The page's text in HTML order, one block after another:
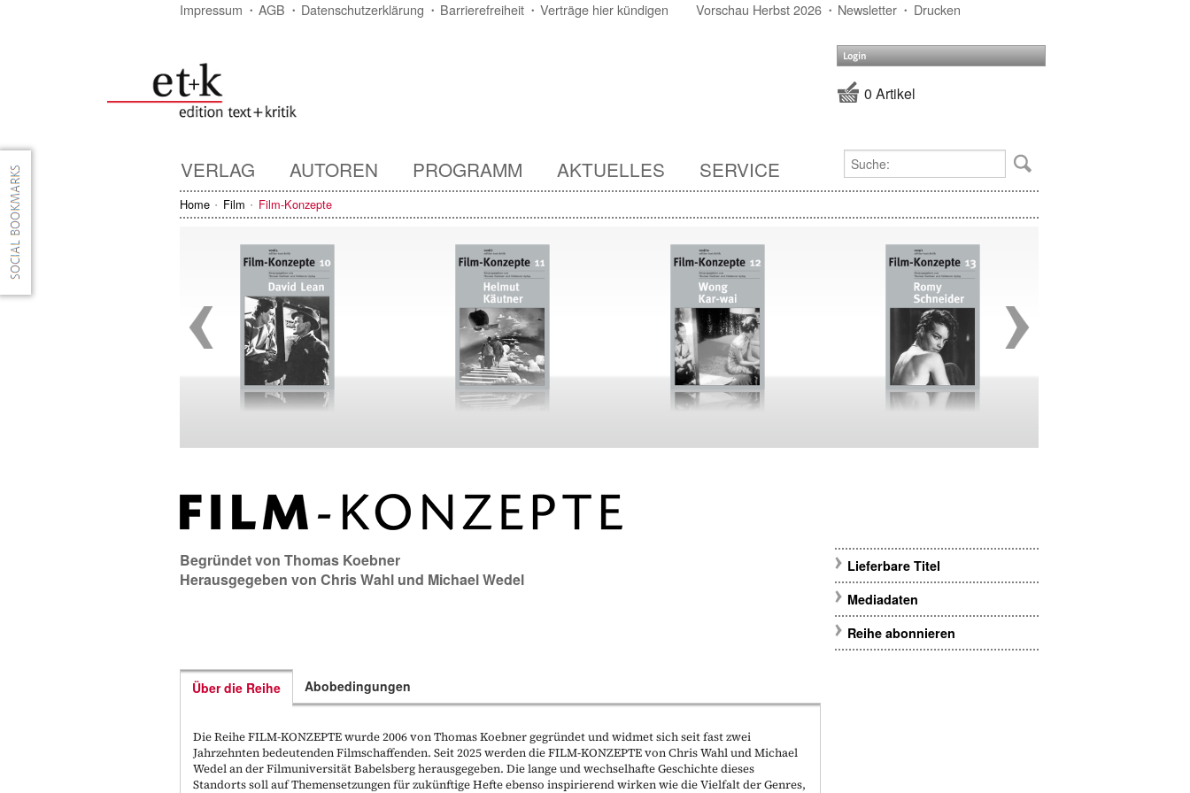
Impressum AGB Datenschutzerklärung Barrierefreiheit Verträge hier kündigen Vorschau Herbst 2026 Newsletter Drucken
Login
0 Artikel
VERLAG AUTOREN PROGRAMM AKTUELLES SERVICE
Home Film Film-Konzepte
Begründet von Thomas Koebner
Herausgegeben von Chris Wahl und Michael Wedel
Lieferbare Titel
Mediadaten
Reihe abonnieren
Über die Reihe
Die Reihe FILM-KONZEPTE wurde 2006 von Thomas Koebner gegründet und widmet sich seit fast zwei
Jahrzehnten bedeutenden Filmschaffenden. Seit 2025 werden die FILM-KONZEPTE von Chris Wahl und Michael
Wedel an der Filmuniversität Babelsberg herausgegeben. Die lange und wechselhafte Geschichte dieses
Standorts soll auf Themensetzungen für zukünftige Hefte ebenso inspirierend wirken wie die Vielfalt der Genres,
Abobedingungen